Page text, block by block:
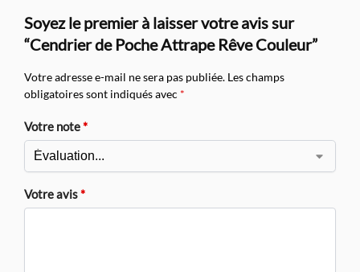
Soyez le premier à laisser votre avis sur
“Cendrier de Poche Attrape Rêve Couleur”
Votre adresse e-mail ne sera pas publiée. Les champs
obligatoires sont indiqués avec *
Votre note*
Votre avis*